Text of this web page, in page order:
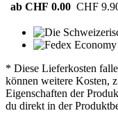
ab CHF 0.00 CHF
* Diese Lieferkosten
können weitere Kosten,
Eigenschaften der
du direkt in der